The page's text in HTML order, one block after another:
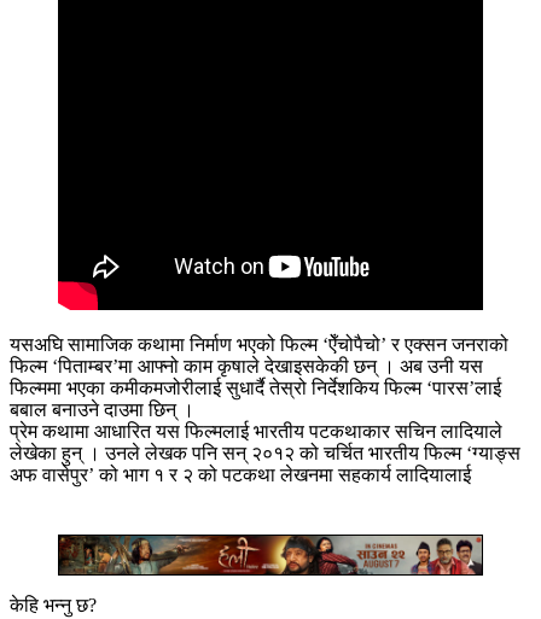
यसअघि सामाजिक कथामा निर्माण भएको फिल्म ‘ऐँचोपैचो’ र एक्सन जनराको
फिल्म ‘पिताम्बर’मा आफ्नो काम कृषाले देखाइसकेकी छन् । अब उनी यस
फिल्ममा भएका कमीकमजोरीलाई सुधार्दै तेस्रो निर्देशकिय फिल्म ‘पारस’लाई
बबाल बनाउने दाउमा छिन् ।
प्रेम कथामा आधारित यस फिल्मलाई भारतीय पटकथाकार सचिन लादियाले
लेखेका हुन् । उनले लेखक पनि सन् २०१२ को चर्चित भारतीय फिल्म ‘ग्याङ्स
अफ वासेपुर’ को भाग १ र २ को पटकथा लेखनमा सहकार्य लादियालाई
केहि भन्नु छ?